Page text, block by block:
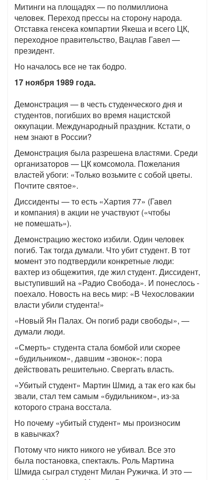
Митинги на площадях — по полмиллиона
человек. Переход прессы на сторону народа.
Отставка генсека компартии Якеша и всего ЦК,
переходное правительство, Вацлав Гавел —
президент.
Но началось все не так бодро.
17 ноября 1989 года.
Демонстрация — в честь студенческого дня и
студентов, погибших во время нацистской
оккупации. Международный праздник. Кстати, о
нем знают в России?
Демонстрация была разрешена властями. Среди
организаторов — ЦК комсомола. Пожелания
властей убоги: «Только возьмите с собой цветы.
Почтите святое».
Диссиденты — то есть «Хартия 77» (Гавел
и компания) в акции не участвуют («чтобы
не помешать»).
Демонстрацию жестоко избили. Один человек
погиб. Так тогда думали. Что убит студент. В тот
момент это подтвердили конкретные люди:
вахтер из общежития, где жил студент. Диссидент,
выступивший на «Радио Свобода». И понеслось -
поехало. Новость на весь мир: «В Чехословакии
власти убили студента!»
«Новый Ян Палах. Он погиб ради свободы», —
думали люди.
«Смерть» студента стала бомбой или скорее
«будильником», давшим «звонок»: пора
действовать решительно. Свергать власть.
«Убитый студент» Мартин Шмид, а так его как бы
звали, стал тем самым «будильником», из-за
которого страна восстала.
Но почему «убитый студент» мы произносим
в кавычках?
Потому что никто никого не убивал. Все это
была постановка, спектакль. Роль Мартина
Шмида сыграл студент Милан Ружичка. И это —